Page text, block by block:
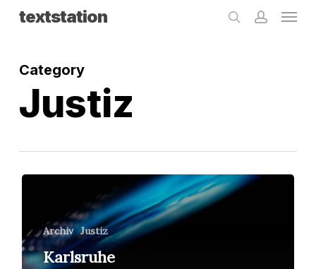
Skiptextstation Menu
Category
Justiz
schränkt
Computer-
Durchsuchungen
Archiv Justiz
Karlsruhe